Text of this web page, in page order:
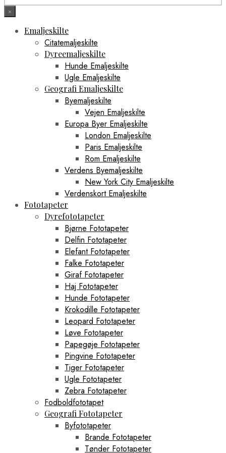
×
Emaljeskilte
Citatemaljeskilte
Dyreemaljeskilte
Hunde Emaljeskilte
Ugle Emaljeskilte
Geografi Emaljeskilte
Byemaljeskilte
Vejen Emaljeskilte
Europa Byer Emaljeskilte
London Emaljeskilte
Paris Emaljeskilte
Rom Emaljeskilte
Verdens Byemaljeskilte
New York City Emaljeskilte
Verdenskort Emaljeskilte
Fototapeter
Dyrefototapeter
Bjørne Fototapeter
Delfin Fototapeter
Elefant Fototapeter
Falke Fototapeter
Giraf Fototapeter
Haj Fototapeter
Hunde Fototapeter
Krokodille Fototapeter
Leopard Fototapeter
Løve Fototapeter
Papegøje Fototapeter
Pingvine Fototapeter
Tiger Fototapeter
Ugle Fototapeter
Zebra Fototapeter
Fodboldfototapet
Geografi Fototapeter
Byfototapeter
Brande Fototapeter
Tønder Fototapeter